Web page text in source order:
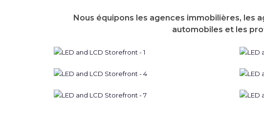
Nous équipons les agences immobilières, les
automobiles et les